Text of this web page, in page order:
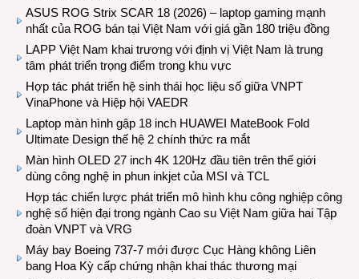
ASUS ROG Strix SCAR 18 (2026) – laptop gaming mạnh
nhất của ROG bán tại Việt Nam với giá gần 180 triệu đồng
LAPP Việt Nam khai trương với định vị Việt Nam là trung
tâm phát triển trọng điểm trong khu vực
Hợp tác phát triển hệ sinh thái học liệu số giữa VNPT
VinaPhone và Hiệp hội VAEDR
Laptop màn hình gập 18 inch HUAWEI MateBook Fold
Ultimate Design thế hệ 2 chính thức ra mắt
Màn hình OLED 27 inch 4K 120Hz đầu tiên trên thế giới
dùng công nghệ in phun inkjet của MSI và TCL
Hợp tác chiến lược phát triển mô hình khu công nghiệp công
nghệ số hiện đại trong ngành Cao su Việt Nam giữa hai Tập
đoàn VNPT và VRG
Máy bay Boeing 737-7 mới được Cục Hàng không Liên
bang Hoa Kỳ cấp chứng nhận khai thác thương mại